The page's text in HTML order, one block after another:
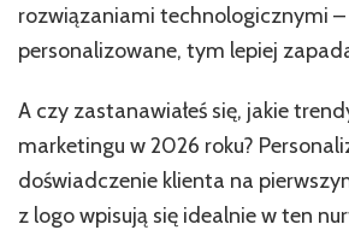
rozwiązaniami technologicznymi
personalizowane, tym lepiej
A czy zastanawiałeś się, jakie
marketingu w 2026 roku?
doświadczenie klienta na
z logo wpisują się idealnie w ten